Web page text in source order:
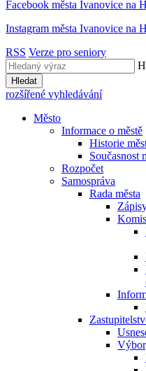
Facebook města Ivanovice na
Instagram města Ivanovice na
RSS Verze pro seniory
Hledat
rozšířené vyhledávání
Město
Informace o městě
Historie
Současnost
Rozpočet
Samospráva
Rada města